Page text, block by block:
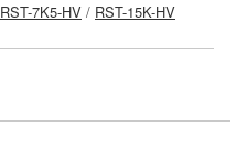
RST-7K5-HV / RST-15K-HV